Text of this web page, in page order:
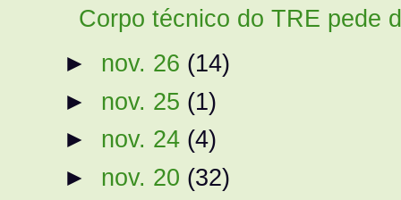
Corpo técnico do TRE pede
► nov. 26 (14)
► nov. 25 (1)
► nov. 24 (4)
► nov. 20 (32)